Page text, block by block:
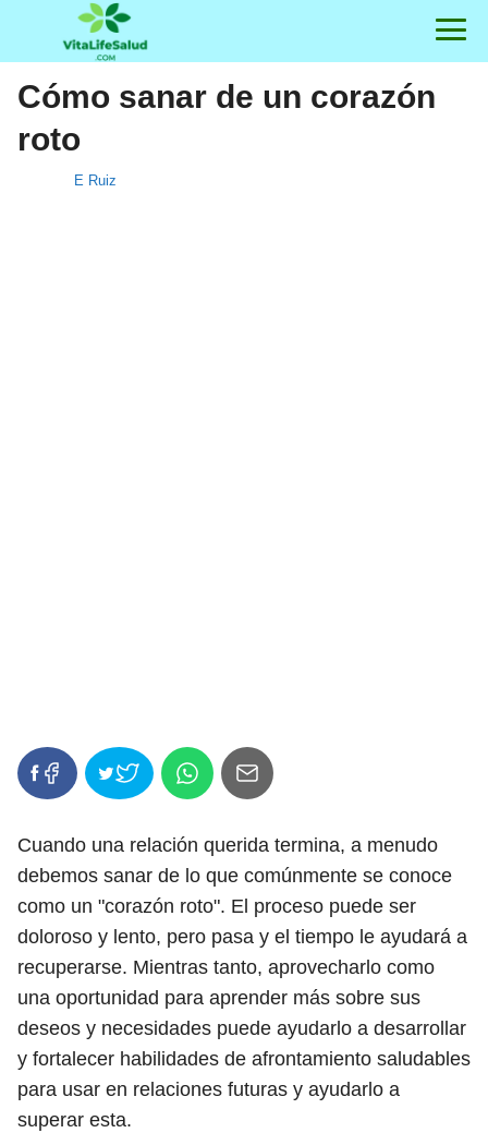
Cómo sanar de un corazón
roto
E Ruiz
Cuando una relación querida termina, a menudo
debemos sanar de lo que comúnmente se conoce
como un "corazón roto". El proceso puede ser
doloroso y lento, pero pasa y el tiempo le ayudará a
recuperarse. Mientras tanto, aprovecharlo como
una oportunidad para aprender más sobre sus
deseos y necesidades puede ayudarlo a desarrollar
y fortalecer habilidades de afrontamiento saludables
para usar en relaciones futuras y ayudarlo a
superar esta.